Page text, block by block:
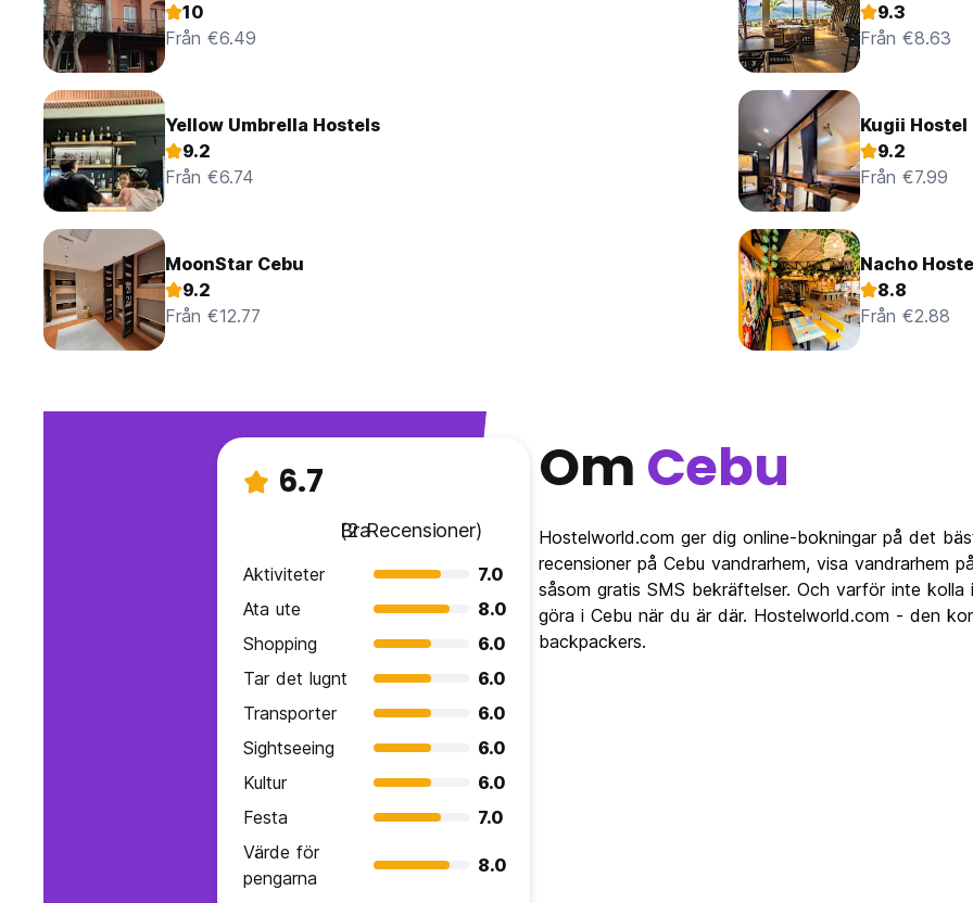
10
Från €6.49
9.3
Från €8.63
Yellow Umbrella Hostels
9.2
Från €6.74
Kugii
9.2
Från €7.99
MoonStar Cebu
9.2
Från €12.77
Nacho
8.8
Från €2.88
6.7
Bra
(2 Recensioner)
Aktiviteter
7.0
Ata ute
8.0
Shopping
6.0
Tar det lugnt
6.0
Transporter
6.0
Sightseeing
6.0
Kultur
6.0
Festa
7.0
Värde för
pengarna
8.0
Om Cebu
Hostelworld.com ger dig online-bokningar på det
recensioner på Cebu vandrarhem, visa vandrarhem
såsom gratis SMS bekräftelser. Och varför inte
göra i Cebu när du är där. Hostelworld.com - den
backpackers.